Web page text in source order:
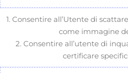
1. Consentire all’Utente di
come immagine
2. Consentire all’utente di
certificare